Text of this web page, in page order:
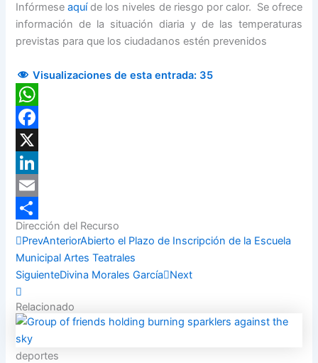
Infórmeseaquíde los niveles de riesgo por calor. Se ofrece
información de la situación diaria y de las temperaturas
previstas para que los ciudadanos estén prevenidos
Visualizaciones de esta entrada: 35
WhatsApp
Facebook
X
LinkedIn
Email
Compartir
Dirección del Recurso
PrevAnteriorAbierto el Plazo de Inscripción de la Escuela
Municipal Artes Teatrales
SiguienteDivina Morales García Next
Relacionado
deportes